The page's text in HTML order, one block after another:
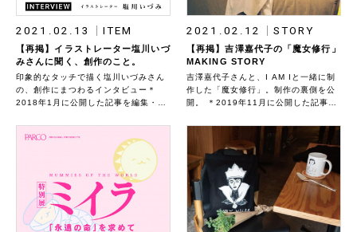
2021.02.13 ITEM
【再掲】イラストレーター塩川いづ
みさんに聞く、創作のこと。
印象的なタッチで描く塩川いづみさん
の、創作にまつわるインタビュー＊
2018年1月に公開した記事を編集・再
ーリーを改めてお伝えします。
2021.02.12 STORY
【再掲】吉澤嘉代子の「魔女修行」
MAKING STORY
吉澤嘉代子さんと、I AM Iと一緒に制
作した「魔女修行」。制作の裏側を公
開。 ＊2019年11月に公開した記事を
トーリーを改めてお伝えします。